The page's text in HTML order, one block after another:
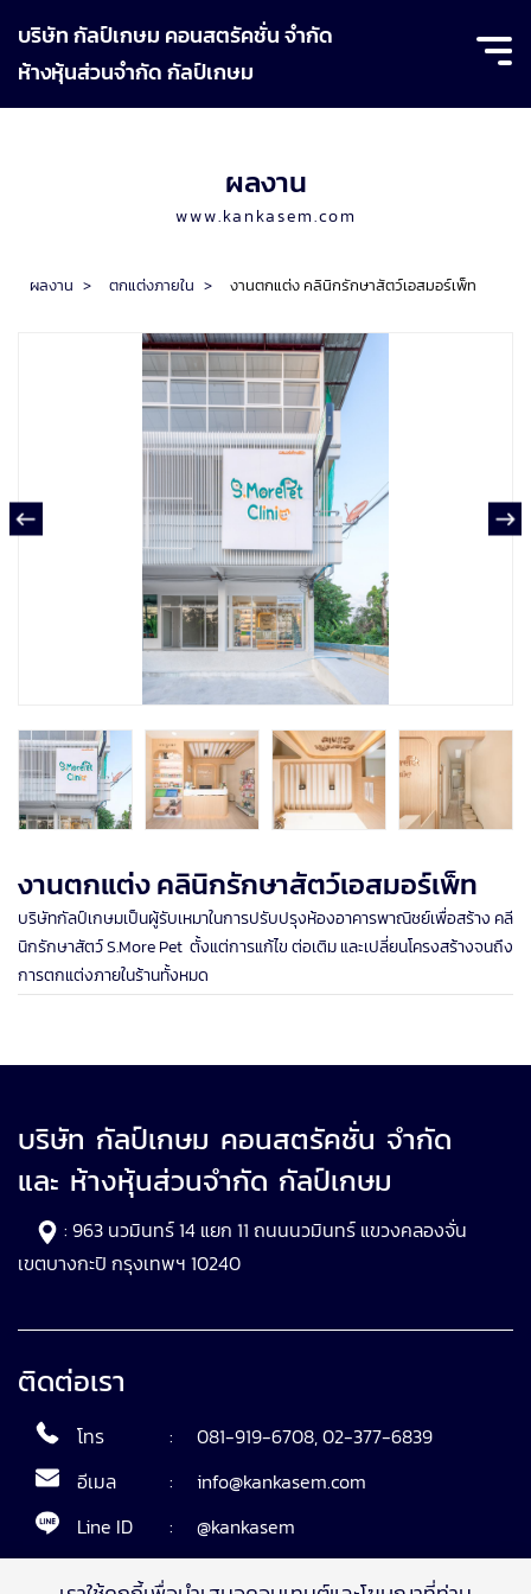
บริษัท กัลป์เกษม คอนสตรัคชั่น จำกัด
ห้างหุ้นส่วนจำกัด กัลป์เกษม
ผลงาน
www.kankasem.com
ผลงาน > ตกแต่งภายใน > งานตกแต่ง คลินิกรักษาสัตว์เอสมอร์เพ็ท
งานตกแต่ง คลินิกรักษาสัตว์เอสมอร์เพ็ท
บริษัทกัลป์เกษมเป็นผู้รับเหมาในการปรับปรุงห้องอาคารพาณิชย์เพื่อสร้าง คลี
นิกรักษาสัตว์ S.More Pet ตั้งแต่การแก้ไข ต่อเติม และเปลี่ยนโครงสร้างจนถึง
การตกแต่งภายในร้านทั้งหมด
บริษัท กัลป์เกษม คอนสตรัคชั่น จำกัด
และ ห้างหุ้นส่วนจำกัด กัลป์เกษม
: 963 นวมินทร์ 14 แยก 11 ถนนนวมินทร์ แขวงคลองจั่น
เขตบางกะปิ กรุงเทพฯ 10240
ติดต่อเรา
โทร : 081-919-6708,02-377-6839
อีเมล
:
info@kankasem.com
Line ID
: @kankasem